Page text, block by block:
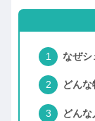
なぜシ
どんな
どんな